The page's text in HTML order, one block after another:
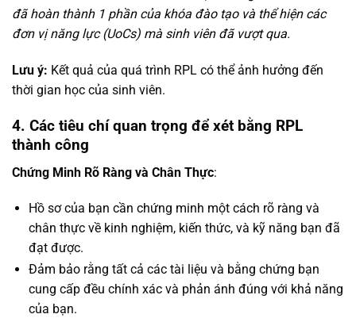
đã hoàn thành 1 phần của khóa đào tạo và thể hiện các
đơn vị năng lực (UoCs) mà sinh viên đã vượt qua.
Lưu ý: Kết quả của quá trình RPL có thể ảnh hưởng đến
thời gian học của sinh viên.
4. Các tiêu chí quan trọng để xét bằng RPL
thành công
Chứng Minh Rõ Ràng và Chân Thực:
Hồ sơ của bạn cần chứng minh một cách rõ ràng và
chân thực về kinh nghiệm, kiến thức, và kỹ năng bạn đã
đạt được.
Đảm bảo rằng tất cả các tài liệu và bằng chứng bạn
cung cấp đều chính xác và phản ánh đúng với khả năng
của bạn.